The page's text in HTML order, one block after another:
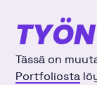
Tässä on
Portfoliosta